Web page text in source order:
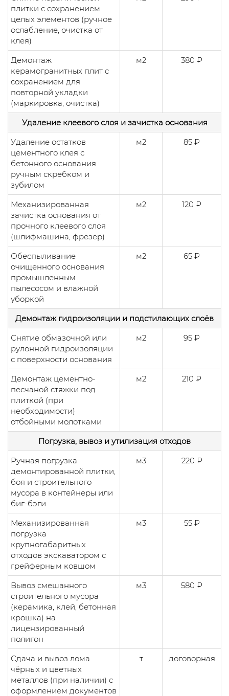
плитки с сохранением
целых элементов (ручное
ослабление, очистка от
клея)
Демонтаж
керамогранитных плит с
сохранением для
повторной укладки
(маркировка, очистка)
м2 380 ₽
Удаление клеевого слоя и зачистка основания
Удаление остатков
цементного клея с
бетонного основания
ручным скребком и
зубилом
м2 85 ₽
Механизированная
зачистка основания от
прочного клеевого слоя
(шлифмашина, фрезер)
м2 120 ₽
Обеспыливание
очищенного основания
промышленным
пылесосом и влажной
уборкой
м2 65 ₽
Демонтаж гидроизоляции и подстилающих слоёв
Снятие обмазочной или
рулонной гидроизоляции
с поверхности основания
м2 95 ₽
Демонтаж цементно-
песчаной стяжки под
плиткой (при
необходимости)
отбойными молотками
м2 210 ₽
Погрузка, вывоз и утилизация отходов
Ручная погрузка
демонтированной плитки,
боя и строительного
мусора в контейнеры или
биг-бэги
м3 220 ₽
Механизированная
погрузка
крупногабаритных
отходов экскаватором с
грейферным ковшом
м3 55 ₽
Вывоз смешанного
строительного мусора
(керамика, клей, бетонная
крошка) на
лицензированный
полигон
м3 580 ₽
Сдача и вывоз лома
чёрных и цветных
металлов (при наличии) с
оформлением документов
т договорная